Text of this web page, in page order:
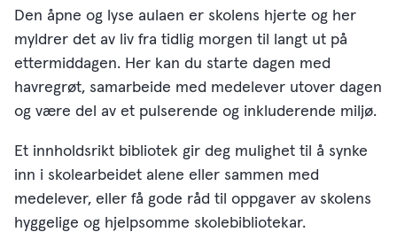
Den åpne og lyse aulaen er skolens hjerte og her
myldrer det av liv fra tidlig morgen til langt ut på
ettermiddagen. Her kan du starte dagen med
havregrøt, samarbeide med medelever utover dagen
og være del av et pulserende og inkluderende miljø.
Et innholdsrikt bibliotek gir deg mulighet til å synke
inn i skolearbeidet alene eller sammen med
medelever, eller få gode råd til oppgaver av skolens
hyggelige og hjelpsomme skolebibliotekar.